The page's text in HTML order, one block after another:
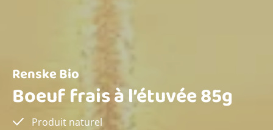
Renske Bio
Boeuf frais à l’étuvée 85g
Produit naturel